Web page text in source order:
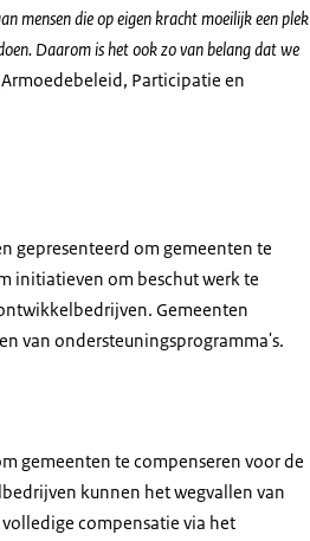
mensen die op eigen kracht moeilijk een plek
Daarom is het ook zo van belang dat we
Participatie en
gepresenteerd om gemeenten te
initiatieven om beschut werk te
Gemeenten
van ondersteuningsprogramma's.
gemeenten te compenseren voor de
kunnen het wegvallen van
compensatie via het